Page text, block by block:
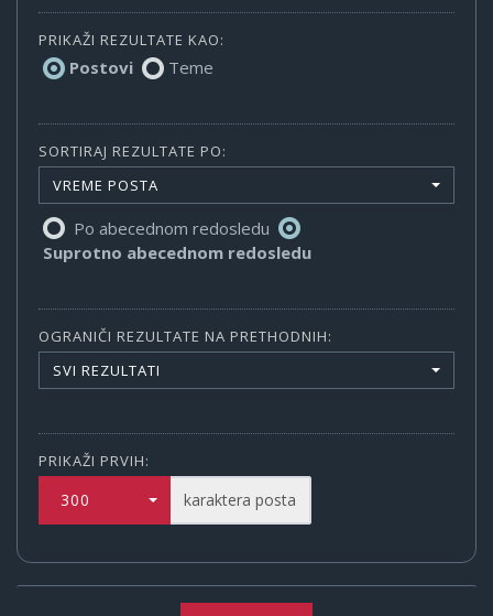
PRIKAŽI REZULTATE KAO:
Postovi Teme
SORTIRAJ REZULTATE PO:
VREME POSTA
Po abecednom redosledu
Suprotno abecednom redosledu
OGRANIČI REZULTATE NA PRETHODNIH:
SVI REZULTATI
PRIKAŽI PRVIH:
300 karaktera posta